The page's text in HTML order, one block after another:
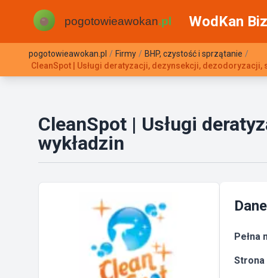
WodKan
pogotowieawokan.pl / Firmy / BHP, czystość i sprzątanie /
CleanSpot | Usługi deratyzacji, dezynsekcji, dezodoryzacji,
CleanSpot | Usługi
wykładzin
Pełna